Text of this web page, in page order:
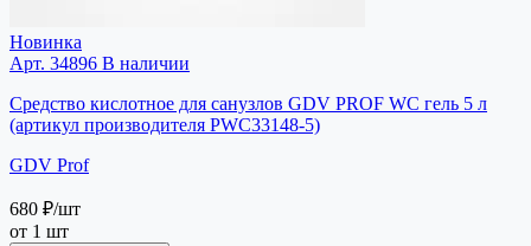
Новинка
Арт. 34896 В наличии
Средство кислотное для санузлов GDV PROF WC гель 5 л
(артикул производителя PWC33148-5)
GDV Prof
680 ₽/шт
от 1 шт